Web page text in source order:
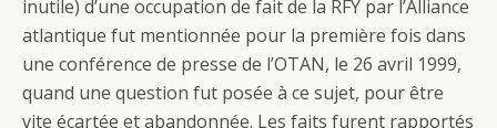
inutile) d’une occupation de fait de la RFY par l’Alliance
atlantique fut mentionnée pour la première fois dans
une conférence de presse de l’OTAN, le 26 avril 1999,
quand une question fut posée à ce sujet, pour être
vite écartée et abandonnée. Les faits furent rapportés